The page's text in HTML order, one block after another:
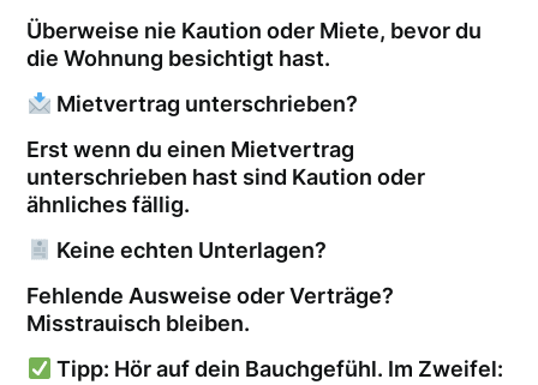
Überweise nie Kaution oder Miete, bevor du
die Wohnung besichtigt hast.
Mietvertrag unterschrieben?
Erst wenn du einen Mietvertrag
unterschrieben hast sind Kaution oder
ähnliches fällig.
Keine echten Unterlagen?
Fehlende Ausweise oder Verträge?
Misstrauisch bleiben.
Tipp: Hör auf dein Bauchgefühl. Im Zweifel: